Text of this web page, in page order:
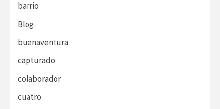
barrio
Blog
buenaventura
capturado
colaborador
cuatro